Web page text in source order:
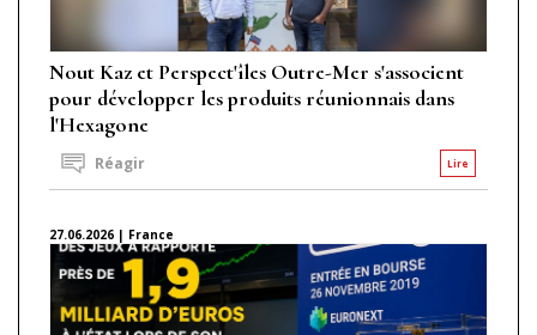
Nout Kaz et Perspect'îles Outre-Mer s'associent
pour développer les produits réunionnais dans
l'Hexagone
Lire
Réagir
27.06.2026 | France